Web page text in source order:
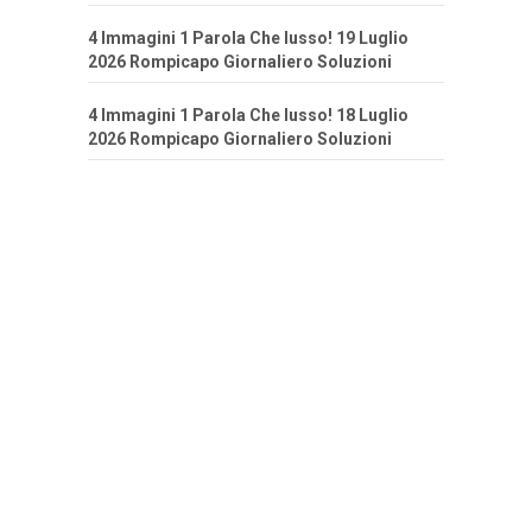
4 Immagini 1 Parola Che lusso! 19 Luglio
2026 Rompicapo Giornaliero Soluzioni
4 Immagini 1 Parola Che lusso! 18 Luglio
2026 Rompicapo Giornaliero Soluzioni